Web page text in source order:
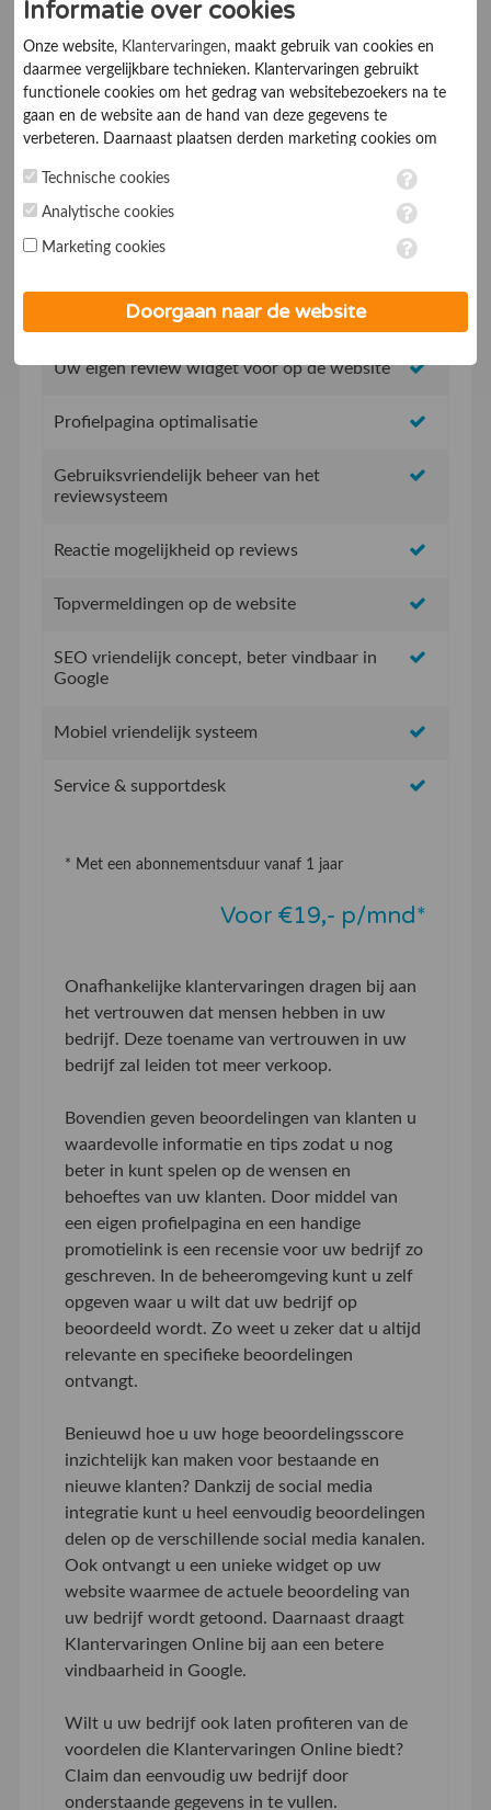
Ik ga akkoord met de Algemene voorwaarden
Geen opstartkosten
Social Media integratie om uw reviews te delen
Uw eigen review promotie link
Uw eigen review widget voor op de website
Profielpagina optimalisatie
Gebruiksvriendelijk beheer van het
reviewsysteem
Reactie mogelijkheid op reviews
Topvermeldingen op de website
SEO vriendelijk concept, beter vindbaar in
Google
Mobiel vriendelijk systeem
Service & supportdesk
* Met een abonnementsduur vanaf 1 jaar
Voor €19,- p/mnd*
Onafhankelijke klantervaringen dragen bij aan
het vertrouwen dat mensen hebben in uw
bedrijf. Deze toename van vertrouwen in uw
bedrijf zal leiden tot meer verkoop.
Bovendien geven beoordelingen van klanten u
waardevolle informatie en tips zodat u nog
beter in kunt spelen op de wensen en
behoeftes van uw klanten. Door middel van
een eigen profielpagina en een handige
promotielink is een recensie voor uw bedrijf zo
geschreven. In de beheeromgeving kunt u zelf
opgeven waar u wilt dat uw bedrijf op
beoordeeld wordt. Zo weet u zeker dat u altijd
relevante en specifieke beoordelingen
ontvangt.
Benieuwd hoe u uw hoge beoordelingsscore
inzichtelijk kan maken voor bestaande en
nieuwe klanten? Dankzij de social media
integratie kunt u heel eenvoudig beoordelingen
delen op de verschillende social media kanalen.
Ook ontvangt u een unieke widget op uw
website waarmee de actuele beoordeling van
uw bedrijf wordt getoond. Daarnaast draagt
Klantervaringen Online bij aan een betere
vindbaarheid in Google.
Wilt u uw bedrijf ook laten profiteren van de
voordelen die Klantervaringen Online biedt?
Claim dan eenvoudig uw bedrijf door
onderstaande gegevens in te vullen.
Informatie over cookies
Onze website, Klantervaringen, maakt gebruik van cookies en
daarmee vergelijkbare technieken. Klantervaringen gebruikt
functionele cookies om het gedrag van websitebezoekers na te
gaan en de website aan de hand van deze gegevens te
verbeteren. Daarnaast plaatsen derden marketing cookies om
marketing cookies worden persoonsgegevens verwerkt. Je geeft
toestemming voor deze verwerking wanneer je hieronder een
op ieder moment aanpassen in de
. Lees voor meer
Technische cookies
Analytische cookies
Marketing cookies
Doorgaan naar de website